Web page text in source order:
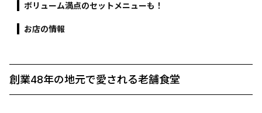
ボリューム満点のセットメニューも！
お店の情報
創業48年の地元で愛される老舗食堂